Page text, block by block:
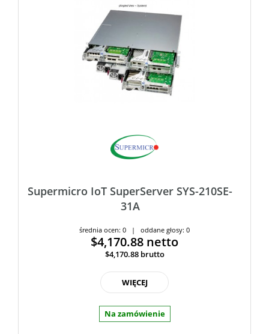
Supermicro IoT SuperServer SYS-210SE-
31A
średnia ocen: 0 | oddane głosy: 0
$4,170.88 netto
$4,170.88 brutto
WIĘCEJ
Na zamówienie